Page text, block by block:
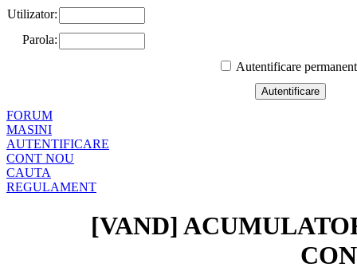
Utilizator:
Parola:
Autentificare
FORUM
MASINI
AUTENTIFICARE
CONT NOU
CAUTA
REGULAMENT
[VAND]